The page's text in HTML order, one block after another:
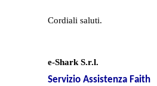
Cordiali saluti.
e-Shark S.r.l.
Servizio Assistenza Faith